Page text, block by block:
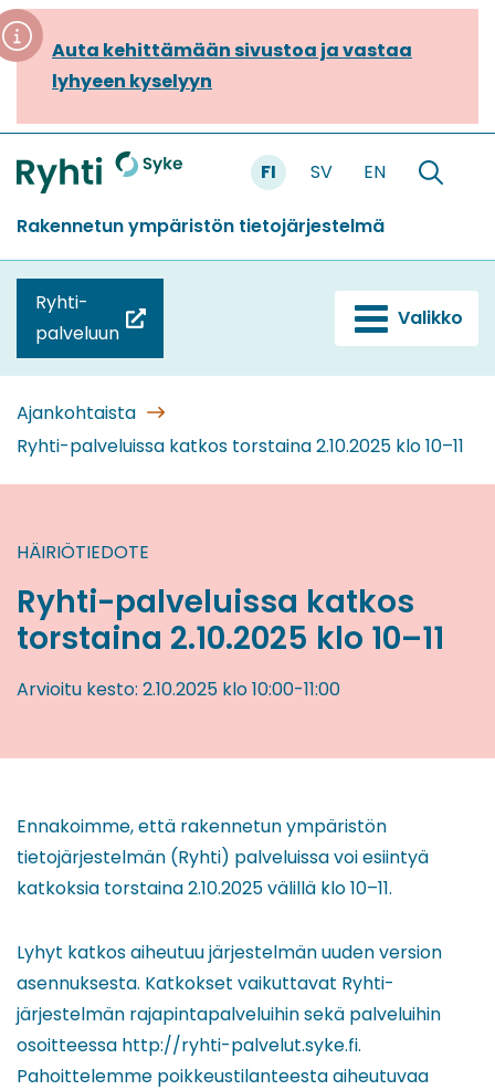
Siirry
sisältöönAuta kehittämään sivustoa ja vastaa
lyhyeen kyselyyn
Etusivu
FI SV EN
Hae
Rakennetun ympäristön tietojärjestelmä
Ryhti-
palveluun
(siirryt
toiseen
Valikko
Ajankohtaista
Ryhti-palveluissa katkos torstaina 2.10.2025 klo 10–11
HÄIRIÖTIEDOTE
Ryhti-palveluissa katkos
torstaina 2.10.2025 klo 10–11
Arvioitu kesto: 2.10.2025 klo 10:00-11:00
Ennakoimme, että rakennetun ympäristön
tietojärjestelmän (Ryhti) palveluissa voi esiintyä
katkoksia torstaina 2.10.2025 välillä klo 10–11.
Lyhyt katkos aiheutuu järjestelmän uuden version
asennuksesta. Katkokset vaikuttavat Ryhti-
järjestelmän rajapintapalveluihin sekä palveluihin
osoitteessa http://ryhti-palvelut.syke.fi.
Pahoittelemme poikkeustilanteesta aiheutuvaa